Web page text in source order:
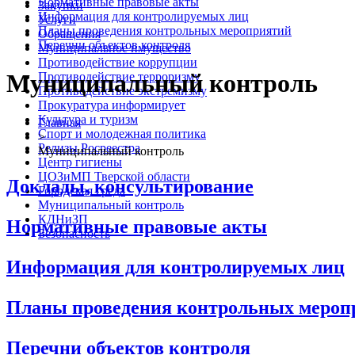
Закупки
Услуги
Обращения
Муниципальное имущество
Противодействие коррупции
Противодействие терроризму
Противодействие экстремизму
Прокуратура информирует
Культура и туризм
Спорт и молодежная политика
Релизы Росреестра
Центр гигиены
ЦОЗиМП Тверской области
Городская среда
Муниципальный контроль
КДНиЗП
Безопасность
Информация для контролируемых лиц
Планы проведения контрольных мероприятий
Перечни объектов контроля
Муниципальный контроль
Главная
>
Муниципальный контроль
Доклады, консультирование
Нормативные правовые акты
Информация для контролируемых лиц
Планы проведения контрольных
Перечни объектов контроля